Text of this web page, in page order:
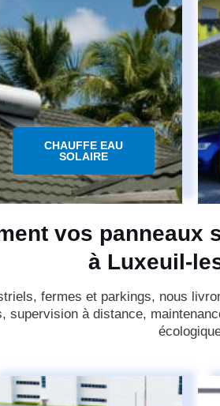
CHAUFFE EAU
SOLAIRE
vos
à Luxeuil-
fermes et parkings, nous
supervision à distance,